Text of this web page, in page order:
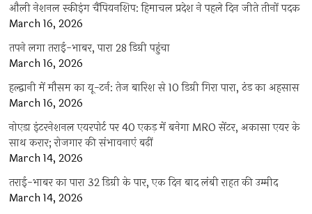
औली नेशनल स्कीइंग चैंपियनशिप: हिमाचल प्रदेश ने पहले दिन जीते तीनों पदक
March 16, 2026
तपने लगा तराई-भाबर, पारा 28 डिग्री पहुंचा
March 16, 2026
हल्द्वानी में मौसम का यू-टर्न: तेज बारिश से 10 डिग्री गिरा पारा, ठंड का अहसास
March 16, 2026
नोएडा इंटरनेशनल एयरपोर्ट पर 40 एकड़ में बनेगा MRO सेंटर, अकासा एयर के
साथ करार; रोजगार की संभावनाएं बढ़ीं
March 14, 2026
तराई-भाबर का पारा 32 डिग्री के पार, एक दिन बाद लंबी राहत की उम्मीद
March 14, 2026